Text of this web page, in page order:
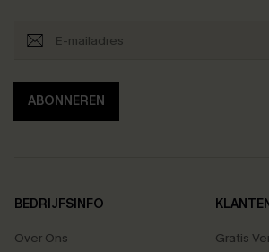
ABONNEREN
BEDRIJFSINFO
Over Ons
Gratis